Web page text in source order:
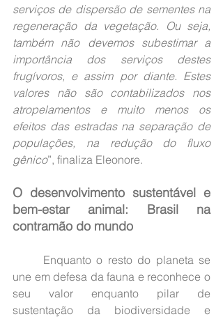
serviços de dispersão de sementes na
regeneração da vegetação. Ou seja,
também não devemos subestimar a
importância dos serviços destes
frugívoros, e assim por diante. Estes
valores não são contabilizados nos
atropelamentos e muito menos os
efeitos das estradas na separação de
populações, na redução do fluxo
gênico”, finaliza Eleonore.
O desenvolvimento sustentável e
bem-estar animal: Brasil na
contramão do mundo
une em defesa da fauna e reconhece o
seu valor enquanto pilar de
sustentação da biodiversidade e